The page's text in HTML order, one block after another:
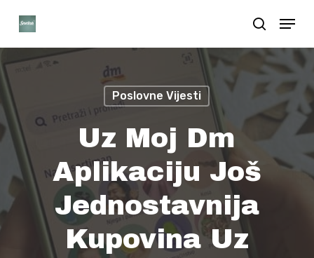
content
search
Menu
Poslovne Vijesti
Uz Moj Dm
Aplikaciju Još
Jednostavnija
Kupovina Uz
Close
Menu